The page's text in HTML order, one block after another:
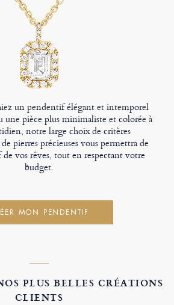
un pendentif élégant et intemporel
une pièce plus minimaliste et colorée à
notre large choix de critères
pierres précieuses vous permettra de
vos rêves, tout en respectant votre
budget.
MON PENDENTIF
PLUS BELLES CRÉATIONS
CLIENTS